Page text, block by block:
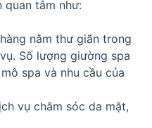
tâm như:
nằm thư giãn trong
Số lượng giường spa
spa và nhu cầu của
vụ chăm sóc da mặt,